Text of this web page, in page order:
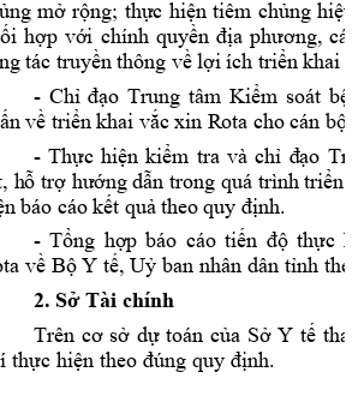
ủng mở rộng; thực hiện tiêm chủng hiệu
ối hợp với chính quyền địa phương, các
tác truyền thông về lợi ích triển khai v
- Chỉ đạo Trung tâm Kiểm soát bệ
ấn về triển khai vắc xin Rota cho cán bộ
- Thực hiện kiểm tra và chỉ đạo
hỗ trợ hướng dẫn trong quá trình triển
n báo cáo kết quả theo quy định.
- Tổng hợp báo cáo tiến độ thực
về Bộ Y tế, Uỷ ban nhân dân tỉnh
2. Sở Tài chính
Trên cơ sở dự toán của Sở Y tế
thực hiện theo đúng quy định.